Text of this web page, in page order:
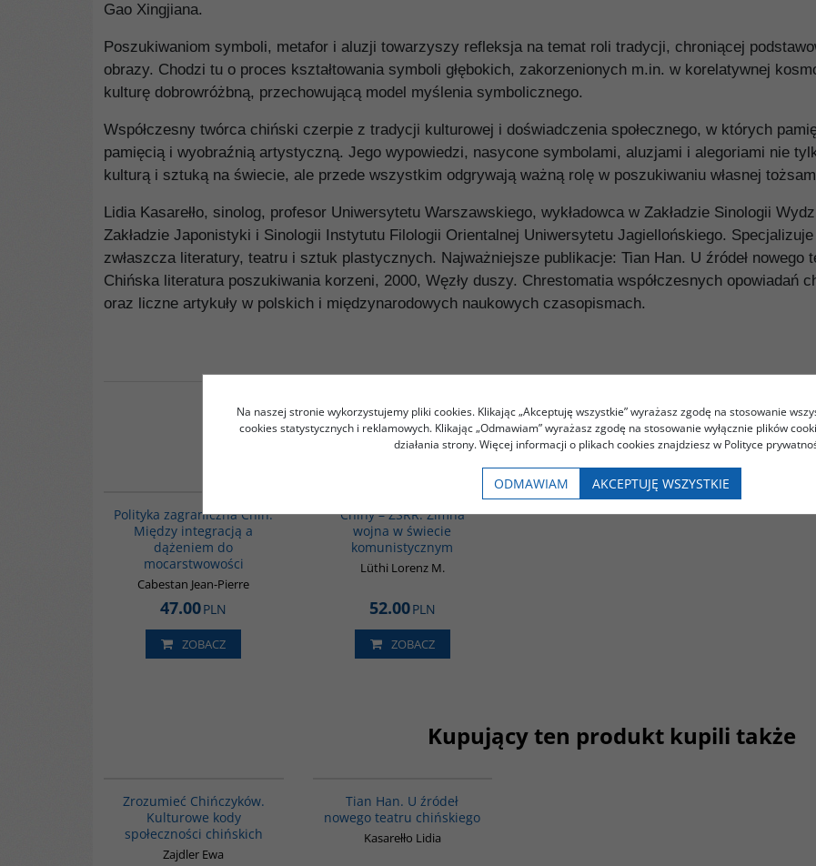
Gao Xingjiana.
Poszukiwaniom symboli, metafor i aluzji towarzyszy refleksja na temat roli tradycji, chroniącej
obrazy. Chodzi tu o proces kształtowania symboli głębokich, zakorzenionych m.in. w korelatywnej
kulturę dobrowróżbną, przechowującą model myślenia symbolicznego.
Współczesny twórca chiński czerpie z tradycji kulturowej i doświadczenia społecznego, w których
pamięcią i wyobraźnią artystyczną. Jego wypowiedzi, nasycone symbolami, aluzjami i alegoriami nie
kulturą i sztuką na świecie, ale przede wszystkim odgrywają ważną rolę w poszukiwaniu własnej
Lidia Kasarełło, sinolog, profesor Uniwersytetu Warszawskiego, wykładowca w Zakładzie Sinologii
Zakładzie Japonistyki i Sinologii Instytutu Filologii Orientalnej Uniwersytetu Jagiellońskiego.
zwłaszcza literatury, teatru i sztuk plastycznych. Najważniejsze publikacje: Tian Han. U źródeł nowego
Chińska literatura poszukiwania korzeni, 2000, Węzły duszy. Chrestomatia współczesnych opowiadań
oraz liczne artykuły w polskich i międzynarodowych naukowych czasopismach.
Podobna tematyka
Polityka zagraniczna Chin.
Między integracją a
dążeniem do
mocarstwowości
Cabestan Jean-Pierre
47.00PLN
ZOBACZ
Chiny – ZSRR. Zimna
wojna w świecie
komunistycznym
Lüthi Lorenz M.
52.00PLN
ZOBACZ
Kupujący ten produkt kupili także
Zrozumieć Chińczyków.
Kulturowe kody
społeczności chińskich
Zajdler Ewa
Tian Han. U źródeł
nowego teatru chińskiego
Kasarełło Lidia
Na naszej stronie wykorzystujemy pliki cookies. Klikając „Akceptuję wszystkie” wyrażasz zgodę na stosowanie
cookies statystycznych i reklamowych. Klikając „Odmawiam” wyrażasz zgodę na stosowanie wyłącznie plików
działania strony. Więcej informacji o plikach cookies znajdziesz w Polityce
ODMAWIAM AKCEPTUJĘ WSZYSTKIE